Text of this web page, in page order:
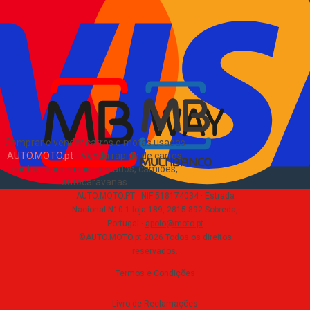
Comprar e vender carros e motas usadas
AUTO.MOTO.pt- Venda rápida de carros,
motas, comerciais, pesados, camiões,
autocaravanas
Pacotes de anúncios
Verificar VIN e matrícula
Sitemap
EN
Sobre Nós
AUTO.MOTO.PT · NIF 518174034 · Estrada
Nacional N10-1 loja 189, 2815-892 Sobreda,
Portugal · apoio@moto.pt
©AUTO.MOTO.pt 2026 Todos os direitos
reservados.
Termos e Condições
Livro de Reclamações